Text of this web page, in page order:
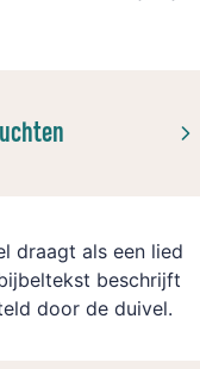
draagt als een lied
beschrijft
door de duivel.